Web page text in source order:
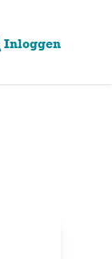
Inloggen